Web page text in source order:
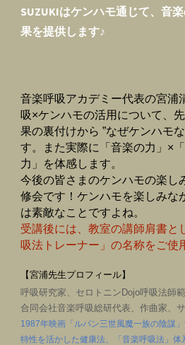
SUZUKIはケンハモ通じて、音
果を提供します♪
音楽呼吸アカデミー代表の宮浦
吸×ケンハモの活用について、
果の裏付けから ”なぜケンハモ
す。また実際に「音楽の力」×
力」を体感します。
今後の皆さまのケンハモの楽し
修会です！ケンハモを楽しみな
は素敵なことですよね。
受講後には、教室の講師肩書と
吸法トレーナー」の名称をご使
【宮浦先生プロフィール】
呼吸研究家、セロトニンDojo呼吸法師範
合同会社音楽呼吸総研代表、作曲家、
1987年映画「ルパン三世風魔一族の陰
特性を活かした健康法、「音楽呼吸法」体